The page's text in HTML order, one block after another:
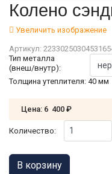
Колено
Увеличить изображение
Артикул:
Тип металла
(внеш/внутр):
Толщина утеплителя: 40 мм
Цена: 6 400 ₽
Количество: